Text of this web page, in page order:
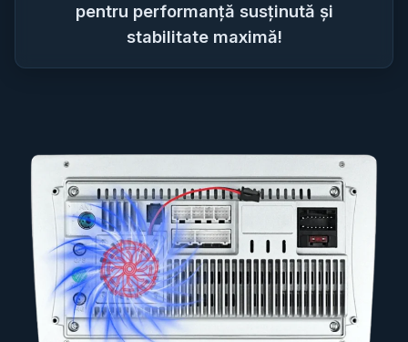
pentru performanță susținută și
stabilitate maximă!